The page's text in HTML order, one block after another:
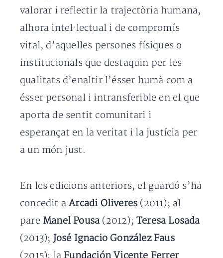
valorar i reflectir la trajectòria humana,
alhora intel·lectual i de compromís
vital, d’aquelles persones físiques o
institucionals que destaquin per les
qualitats d’enaltir l’ésser humà com a
ésser personal i intransferible en el que
aporta de sentit comunitari i
esperançat en la veritat i la justícia per
a un món just.
En les edicions anteriors, el guardó s’ha
concedit aArcadi Oliveres (2011); al
pare Manel Pousa (2012);Teresa Losada
(2013); José Ignacio González Faus